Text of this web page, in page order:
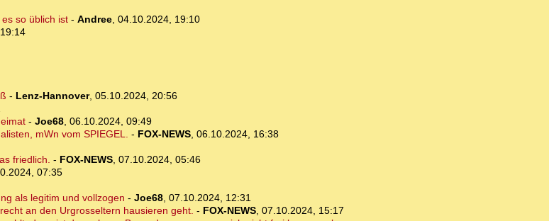
so üblich ist- Andree, 04.10.2024, 19:10
- Lenz-Hannover, 05.10.2024, 20:56
- Joe68, 06.10.2024, 09:49
mWn vom SPIEGEL. - FOX-NEWS, 06.10.2024, 16:38
friedlich. - FOX-NEWS, 07.10.2024, 05:46
07:35
als legitim und vollzogen - Joe68, 07.10.2024, 12:31
an den Urgrosseltern hausieren geht. - FOX-NEWS, 07.10.2024, 15:17